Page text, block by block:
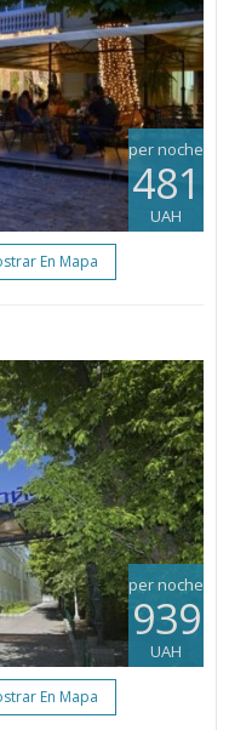
per noche
481
UAH
En Mapa
per noche
939
UAH
En Mapa